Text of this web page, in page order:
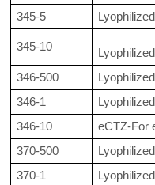
345-5
345-10
346-500
346-1
346-10
eCTZ-For
370-500
370-1